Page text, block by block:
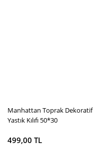
Manhattan Toprak Dekoratif
Yastık Kılıfı 50*30
499,00 TL